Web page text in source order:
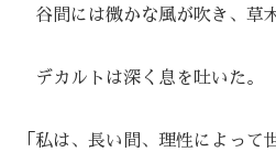
谷間には微かな風が吹き、草
デカルトは深く息を吐いた。
「私は、長い間、理性によって